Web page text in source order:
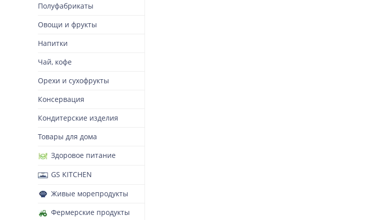
Полуфабрикаты
Овощи и фрукты
Напитки
Чай, кофе
Орехи и сухофрукты
Консервация
Кондитерские изделия
Товары для дома
Здоровое питание
GS KITCHEN
Живые морепродукты
Фермерские продукты